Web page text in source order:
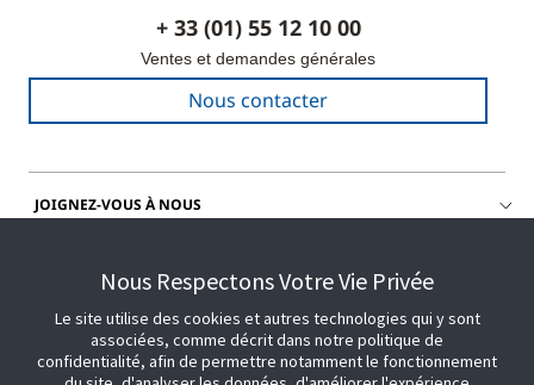
+ 33 (01) 55 12 10 00
Ventes et demandes générales
Nous contacter
JOIGNEZ-VOUS À NOUS
OBTENIR DE L'AIDE
Nous Respectons Votre Vie Privée
Le site utilise des cookies et autres technologies qui y sont
associées, comme décrit dans notre politique de
confidentialité, afin de permettre notamment le fonctionnement